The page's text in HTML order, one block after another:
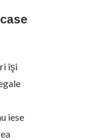
îşi
iese